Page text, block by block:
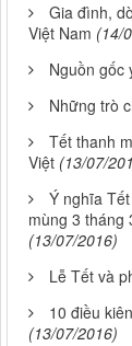
Gia đình,
Việt Nam (14/
Nguồn gốc
Những trò
Tết thanh
Việt (13/07/
Ý nghĩa
mùng 3 tháng
(13/07/2016)
Lễ Tết và
10 điều
(13/07/2016)